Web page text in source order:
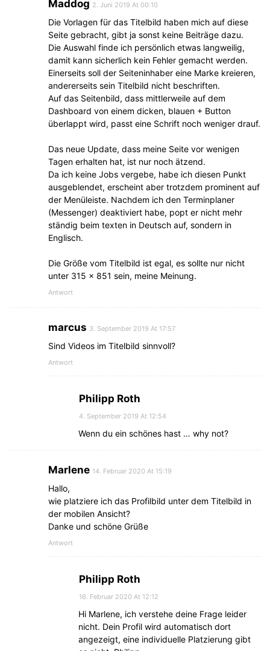
Maddog 2. Juni 2019 At 00:10
Die Vorlagen für das Titelbild haben mich auf diese
Seite gebracht, gibt ja sonst keine Beiträge dazu.
Die Auswahl finde ich persönlich etwas langweilig,
damit kann sicherlich kein Fehler gemacht werden.
Einerseits soll der Seiteninhaber eine Marke kreieren,
andererseits sein Titelbild nicht beschriften.
Auf das Seitenbild, dass mittlerweile auf dem
Dashboard von einem dicken, blauen + Button
überlappt wird, passt eine Schrift noch weniger drauf.
Das neue Update, dass meine Seite vor wenigen
Tagen erhalten hat, ist nur noch ätzend.
Da ich keine Jobs vergebe, habe ich diesen Punkt
ausgeblendet, erscheint aber trotzdem prominent auf
der Menüleiste. Nachdem ich den Terminplaner
(Messenger) deaktiviert habe, popt er nicht mehr
ständig beim texten in Deutsch auf, sondern in
Englisch.
Die Größe vom Titelbild ist egal, es sollte nur nicht
unter 315 x 851 sein, meine Meinung.
Antwort
marcus 3. September 2019 At 17:57
Sind Videos im Titelbild sinnvoll?
Antwort
Philipp Roth
4. September 2019 At 12:54
Wenn du ein schönes hast … why not?
Marlene 14. Februar 2020 At 15:19
Hallo,
wie platziere ich das Profilbild unter dem Titelbild in
der mobilen Ansicht?
Danke und schöne Grüße
Antwort
Philipp Roth
16. Februar 2020 At 12:12
Hi Marlene, ich verstehe deine Frage leider
nicht. Dein Profil wird automatisch dort
angezeigt, eine individuelle Platzierung gibt